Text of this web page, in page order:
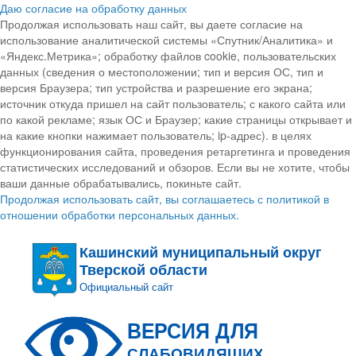
Даю согласие на обработку данных
Продолжая использовать наш сайт, вы даете согласие на
использование аналитической системы «Спутник/Аналитика» и
«Яндекс.Метрика»; обработку файлов cookie, пользовательских
данных (сведения о местоположении; тип и версия ОС, тип и
версия Браузера; тип устройства и разрешение его экрана;
источник откуда пришел на сайт пользователь; с какого сайта или
по какой рекламе; язык ОС и Браузер; какие страницы открывает и
на какие кнопки нажимает пользователь; ip-адрес). в целях
функционирования сайта, проведения ретаргетинга и проведения
статистических исследований и обзоров. Если вы не хотите, чтобы
ваши данные обрабатывались, покиньте сайт.
Продолжая использовать сайт, вы соглашаетесь с политикой в
отношении обработки персональных данных.